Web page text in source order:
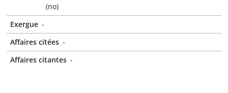
(no)
Exergue -
Affaires citées -
Affaires citantes -